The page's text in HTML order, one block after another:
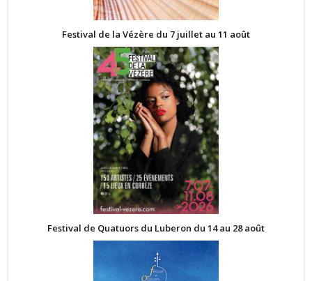
Festival de la Vézère du 7 juillet au 11 août
Festival de Quatuors du Luberon du 14 au 28 août